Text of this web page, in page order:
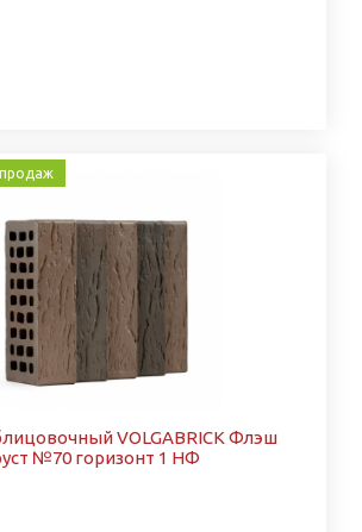
VOLGABRICK Флэш
№70 горизонт 1 НФ